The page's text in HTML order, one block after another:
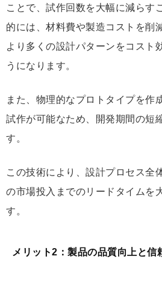
ことで、試作回数を大幅に減らす
的には、材料費や製造コストを削
より多くの設計パターンをコスト
うになります。
また、物理的なプロトタイプを作
試作が可能なため、開発期間の短
す。
この技術により、設計プロセス全
の市場投入までのリードタイムを
す。
メリット2：製品の品質向上と信